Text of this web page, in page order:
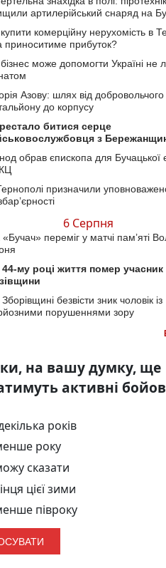
артилерійський снаряд на
комерційну нерухомість в
приноситиме прибуток?
може допомогти Україні не
Азову: шлях від добровольчого
до корпусу
битися серце
з
обрав єпископа для Бучацької
призначили
6 Серпня
переміг у матчі пам’яті
44-му році життя помер
безвісти зник чоловік із
порушеннями зору
на вашу думку, ще
активні бойові
років
року
сказати
цієї зими
півроку